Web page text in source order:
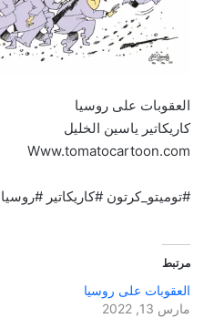
العقوبات على روسيا
كاريكاتير ياسين الخليل
Www.tomatocartoon.com
#توميتو_كرتون #كاريكاتير #روسيا
مرتبط
العقوبات على روسيا
مارس 13, 2022